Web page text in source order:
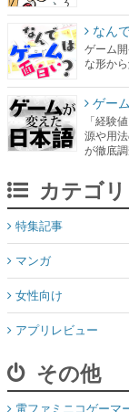
なん
ゲーム
な形か
ゲー
「経験
源や用
が徹底調
カテゴリ
特集記事
マンガ
女性向け
アプリレビュー
その他
電ファミニコゲーマ